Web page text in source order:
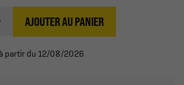
AJOUTER AU PANIER
partir du 12/08/2026